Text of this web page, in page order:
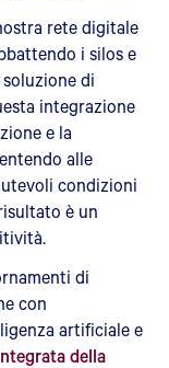
rete digitale
i silos e
di
integrazione
e la
alle
condizioni
è un
di
con
artificiale e
della